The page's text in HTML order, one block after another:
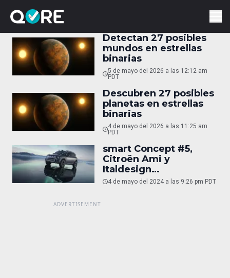
Detectan 27 posibles
mundos en estrellas
binarias
5 de mayo del 2026 a las 12:12 am
PDT
Descubren 27 posibles
planetas en estrellas
binarias
4 de mayo del 2026 a las 11:25 am
PDT
smart Concept #5,
Citroën Ami y
Italdesign
Quintessenza
4 de mayo del 2024 a las 9:26 pm PDT